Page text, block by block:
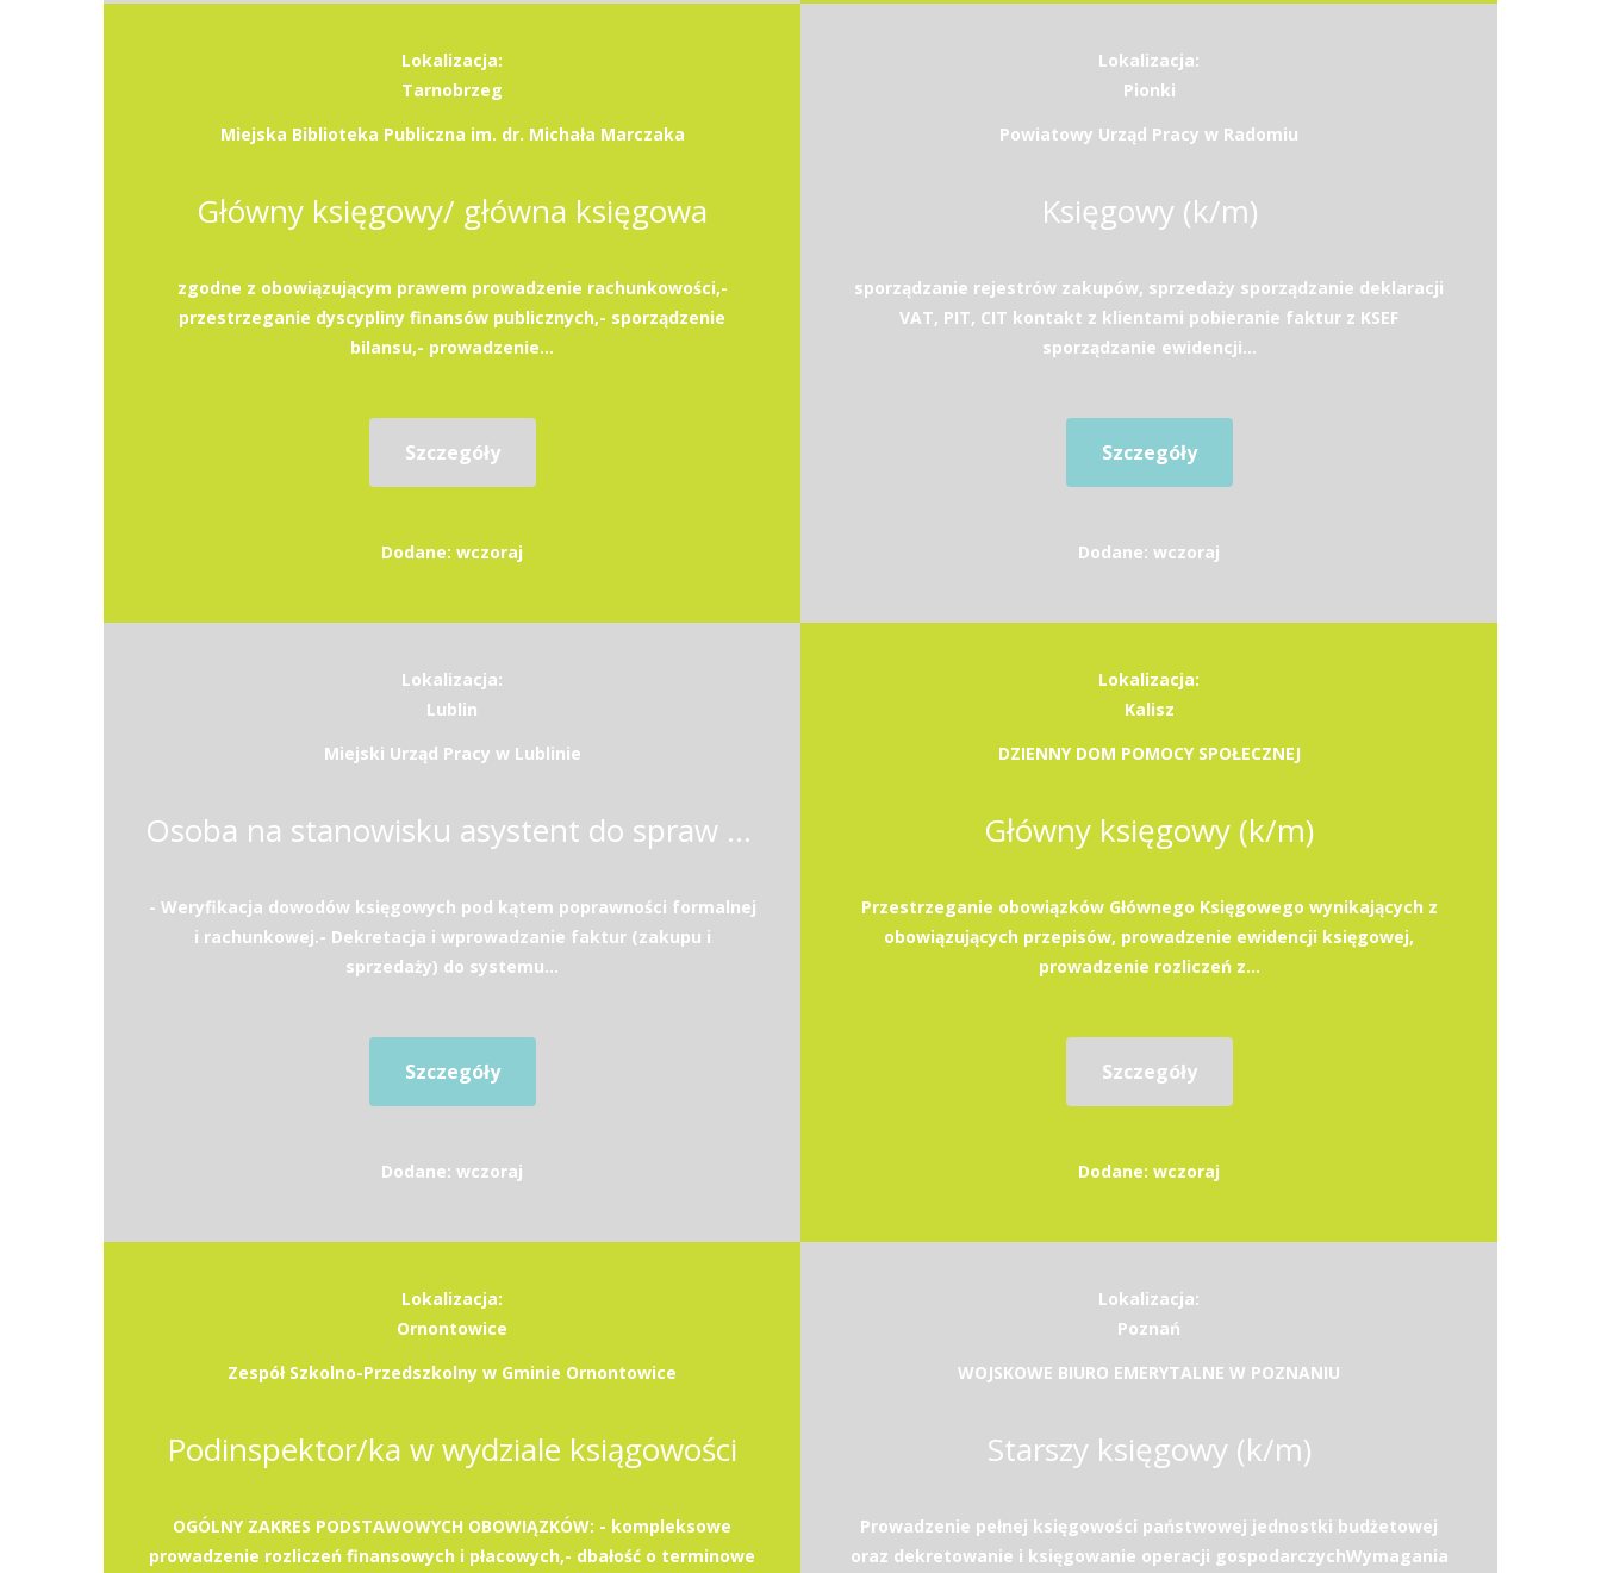
Lokalizacja:
Tarnobrzeg
Miejska Biblioteka Publiczna im. dr. Michała Marczaka
Główny księgowy/ główna księgowa
zgodne z obowiązującym prawem prowadzenie rachunkowości,-
przestrzeganie dyscypliny finansów publicznych,- sporządzenie
bilansu,- prowadzenie...
Szczegóły
Dodane: wczoraj
Lokalizacja:
Pionki
Powiatowy Urząd Pracy w Radomiu
Księgowy (k/m)
sporządzanie rejestrów zakupów, sprzedaży sporządzanie deklaracji
VAT, PIT, CIT kontakt z klientami pobieranie faktur z KSEF
sporządzanie ewidencji...
Szczegóły
Dodane: wczoraj
Lokalizacja:
Lublin
Miejski Urząd Pracy w Lublinie
Osoba na stanowisku asystent do spraw księgowości
- Weryfikacja dowodów księgowych pod kątem poprawności formalnej
i rachunkowej.- Dekretacja i wprowadzanie faktur (zakupu i
sprzedaży) do systemu...
Szczegóły
Dodane: wczoraj
Lokalizacja:
Kalisz
DZIENNY DOM POMOCY SPOŁECZNEJ
Główny księgowy (k/m)
Przestrzeganie obowiązków Głównego Księgowego wynikających z
obowiązujących przepisów, prowadzenie ewidencji księgowej,
prowadzenie rozliczeń z...
Szczegóły
Dodane: wczoraj
Lokalizacja:
Ornontowice
Zespół Szkolno-Przedszkolny w Gminie Ornontowice
Podinspektor/ka w wydziale ksiągowości
OGÓLNY ZAKRES PODSTAWOWYCH OBOWIĄZKÓW: - kompleksowe
prowadzenie rozliczeń finansowych i płacowych,- dbałość o terminowe
Lokalizacja:
Poznań
WOJSKOWE BIURO EMERYTALNE W POZNANIU
Starszy księgowy (k/m)
Prowadzenie pełnej księgowości państwowej jednostki budżetowej
oraz dekretowanie i księgowanie operacji gospodarczychWymagania